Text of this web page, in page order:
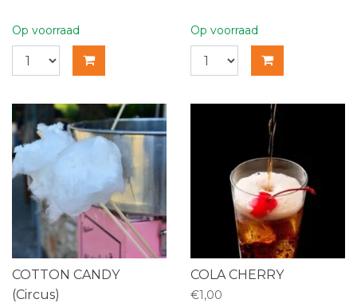
Op voorraad Op voorraad
COTTON CANDY
(Circus)
COLA CHERRY
€1,00